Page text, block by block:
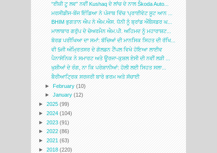
“ਈਜ਼ੀ ਟੂ ਲਵ” ਨਵੀਂ Kushaq ਦੇ ਲਾਂਚ ਦੇ ਨਾਲ Škoda Auto...
ਮਰਸੀਡੀਜ-ਬੇਂਜ ਇੰਡਿਆ ਨੇ ਪੰਜਾਬ ਵਿੱਚ ‘ਪ੍ਰਾਈਵੇਟ ਸੂਟ ਆਨ ...
BHIM ਭੁਗਤਾਨ ਐਪ ਨੇ ਐਮ.ਐਸ. ਧੋਨੀ ਨੂੰ ਬ੍ਰਾਂਡ ਐਂਬੈਸਡਰ ਘ...
ਮਾਲਾਬਾਰ ਗਰੁੱਪ ਦੇ ਚੇਅਰਮੈਨ ਐਮ.ਪੀ. ਅਹਿਮਦ ਨੂੰ ਮਹਾਰਾਸ਼ਟ...
ਬੋਰਡ ਪਰੀਖਿਆ ਦਾ ਸਮਾਂ: ਬੱਚਿਆਂ ਦੀ ਮਾਨਸਿਕ ਸਿਹਤ ਦੀ ਰੱਖਿ...
ਵੀ 5ਜੀ ਅੰਮ੍ਰਿਤਸਰ ਦੇ ਗੋਲਡਨ ਟੈਂਪਲ ਵਿਖੇ ਹੋਇਆ ਲਾਈਵ
ਪੈਨਾਸੋਨਿਕ ਨੇ ਸਮਾਰਟ ਅਤੇ ਊਰਜਾ-ਕੁਸ਼ਲ ਏਸੀ ਦੀ ਨਵੀਂ ਲੜੀ ...
ਖੁਸ਼ੀਆਂ ਦੇ ਰੰਗ, ਨਾ ਕਿ ਪਰੇਸ਼ਾਨੀਆਂ: ਹੋਲੀ ਲਈ ਸਿਹਤ ਸਲਾ...
ਬੈਰੀਆਟ੍ਰਿਕ ਸਰਜਰੀ ਬਾਰੇ ਭਰਮ ਅਤੇ ਸੱਚਾਈ
►February(10)
►January(12)
► 2025 (99)
► 2024 (104)
► 2023 (91)
► 2022 (86)
► 2021 (63)
► 2018 (220)